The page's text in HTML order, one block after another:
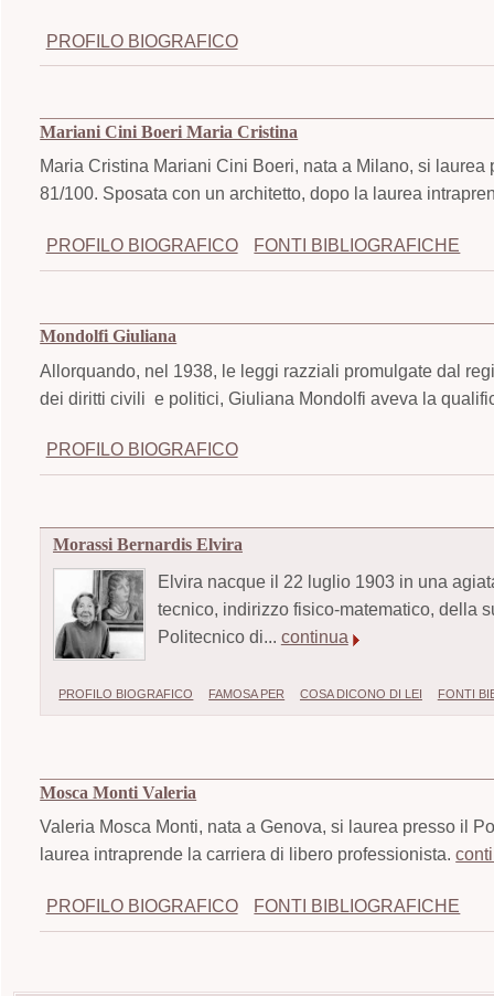
PROFILO BIOGRAFICO
Mariani Cini Boeri Maria Cristina
Maria Cristina Mariani Cini Boeri, nata a Milano, si
81/100. Sposata con un architetto, dopo la laurea
PROFILO BIOGRAFICO FONTI BIBLIOGRAFICHE
Mondolfi Giuliana
Allorquando, nel 1938, le leggi razziali promulgate dal
dei diritti civili e politici, Giuliana Mondolfi aveva la
PROFILO BIOGRAFICO
Morassi Bernardis Elvira
Elvira nacque il 22 luglio 1903 in una
tecnico, indirizzo fisico-matematico, della
Politecnico di... continua
PROFILO BIOGRAFICO FAMOSA PER COSA DICONO DI LEI FONTI
Mosca Monti Valeria
Valeria Mosca Monti, nata a Genova, si laurea presso il
laurea intraprende la carriera di libero professionista.
PROFILO BIOGRAFICO FONTI BIBLIOGRAFICHE